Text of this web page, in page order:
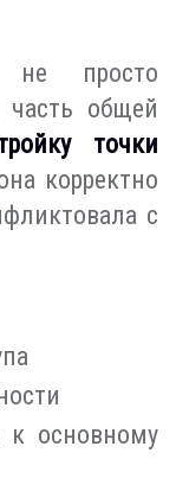
просто
часть общей
точки
корректно
с
к основному